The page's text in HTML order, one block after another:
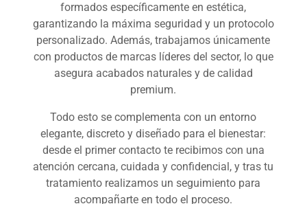
formados específicamente en estética,
garantizando la máxima seguridad y un protocolo
personalizado. Además, trabajamos únicamente
con productos de marcas líderes del sector, lo que
asegura acabados naturales y de calidad
premium.
Todo esto se complementa con un entorno
elegante, discreto y diseñado para el bienestar:
desde el primer contacto te recibimos con una
atención cercana, cuidada y confidencial, y tras tu
tratamiento realizamos un seguimiento para
acompañarte en todo el proceso.